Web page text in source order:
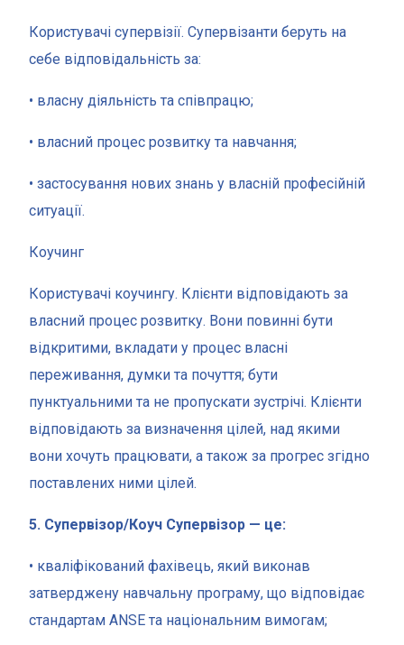
Користувачі супервізії. Супервізанти беруть на
себе відповідальність за:
• власну діяльність та співпрацю;
• власний процес розвитку та навчання;
• застосування нових знань у власній професійній
ситуації.
Коучинг
Користувачі коучингу. Клієнти відповідають за
власний процес розвитку. Вони повинні бути
відкритими, вкладати у процес власні
переживання, думки та почуття; бути
пунктуальними та не пропускати зустрічі. Клієнти
відповідають за визначення цілей, над якими
вони хочуть працювати, а також за прогрес згідно
поставлених ними цілей.
5. Супервізор/Коуч Супервізор — це:
• кваліфікований фахівець, який виконав
затверджену навчальну програму, що відповідає
стандартам ANSE та національним вимогам;